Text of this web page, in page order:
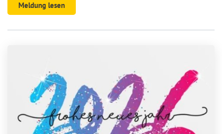
Meldung lesen